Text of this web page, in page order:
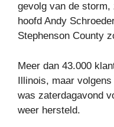
gevolg van de storm,
hoofd Andy
Stephenson County
Meer dan 43.000
Illinois, maar
was zaterdagavond
weer hersteld.